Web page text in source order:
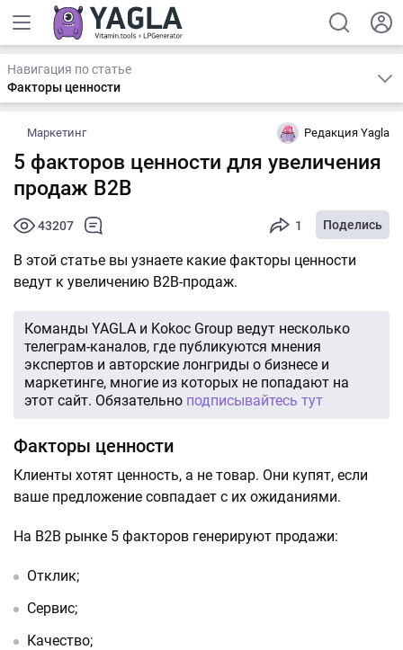
Навигация по статье
Факторы ценности
Маркетинг Редакция Yagla
5 факторов ценности для увеличения
продаж B2B
43207 1 Поделись
В этой статье вы узнаете какие факторы ценности
ведут к увеличению B2B-продаж.
Команды YAGLA и Kokoc Group ведут несколько
телеграм-каналов, где публикуются мнения
экспертов и авторские лонгриды о бизнесе и
маркетинге, многие из которых не попадают на
этот сайт. Обязательно подписывайтесь тут
Факторы ценности
Клиенты хотят ценность, а не товар. Они купят, если
ваше предложение совпадает с их ожиданиями.
На B2B рынке 5 факторов генерируют продажи:
Отклик;
Сервис;
Качество;